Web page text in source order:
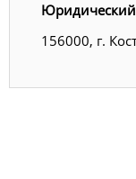
Юридический
156000, г.